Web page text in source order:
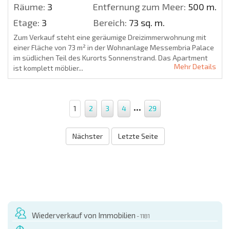
Räume: 3 Entfernung zum Meer: 500 m.
Etage: 3 Bereich: 73 sq. m.
Zum Verkauf steht eine geräumige Dreizimmerwohnung mit
einer Fläche von 73 m² in der Wohnanlage Messembria Palace
im südlichen Teil des Kurorts Sonnenstrand. Das Apartment
ist komplett möblier...
Mehr Details
1 2 3 4 ... 29
Nächster Letzte Seite
Wiederverkauf von Immobilien - 1181